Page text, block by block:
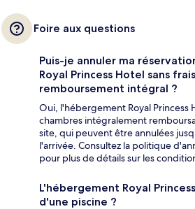
Foire aux questions
Puis-je annuler ma
Royal Princess Hotel sans
remboursement intégral ?
Oui, l'hébergement Royal Princess
chambres intégralement
site, qui peuvent être annulées
l'arrivée. Consultez la politique
pour plus de détails sur les
L'hébergement Royal
d'une piscine ?